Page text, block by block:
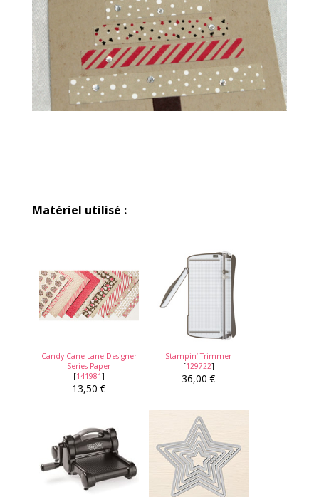
Matériel utilisé :
Candy Cane Lane Designer
Series Paper
[141981]
13,50 €
Stampin’ Trimmer
[129722]
36,00 €